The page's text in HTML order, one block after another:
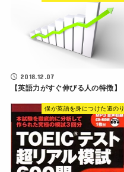
2018.12.07
【英語力がすぐ伸びる人の特徴】
僕が英語を身につけた道のり